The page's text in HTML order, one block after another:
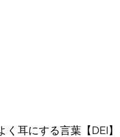
く耳にする言葉【DEI